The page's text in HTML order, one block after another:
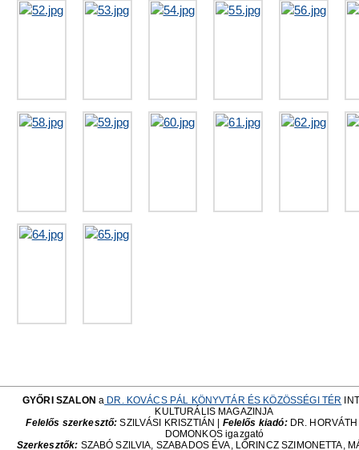
GYŐRI SZALON a DR. KOVÁCS PÁL KÖNYVTÁR ÉS KÖZÖSSÉGI TÉR
KULTURÁLIS MAGAZINJA
Felelős szerkesztő: SZILVÁSI KRISZTIÁN | Felelős kiadó:DR.
DOMONKOS igazgató
Szerkesztők: SZABÓ SZILVIA, SZABADOS ÉVA, LŐRINCZ SZIMONETTA,